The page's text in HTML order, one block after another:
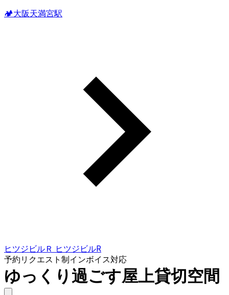
🏕大阪天満宮駅
ヒツジビルＲ ヒツジビルR
予約リクエスト制インボイス対応
ゆっくり過ごす屋上貸切空間